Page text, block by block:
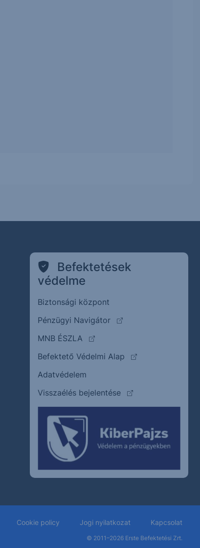
Befektetések
védelme
Biztonsági központ
Pénzügyi Navigátor
(külső oldalra ugrik)
MNB ÉSZLA
(külső oldalra ugrik)
Befektető Védelmi Alap
(külső oldalra
Adatvédelem
Visszaélés bejelentése
(külső oldalra ugrik)
Cookie policy Jogi nyilatkozat Kapcsolat
© 2011–2026 Erste Befektetési Zrt.